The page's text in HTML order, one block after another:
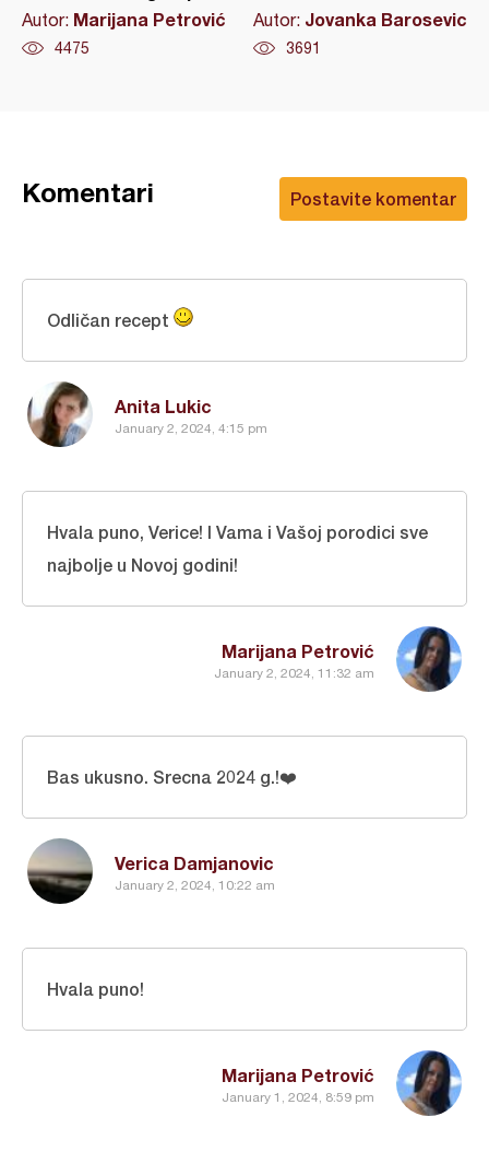
Autor: Marijana Petrović
4475
Autor: Jovanka Barosevic
3691
Postavite komentar
Komentari
Anita Lukic
January 2, 2024, 4:15 pm
Odličan recept
Marijana Petrović
January 2, 2024, 11:32 am
Hvala puno, Verice! I Vama i Vašoj porodici sve
najbolje u Novoj godini!
Verica Damjanovic
January 2, 2024, 10:22 am
Bas ukusno. Srecna 2024 g.!❤️
Marijana Petrović
January 1, 2024, 8:59 pm
Hvala puno!